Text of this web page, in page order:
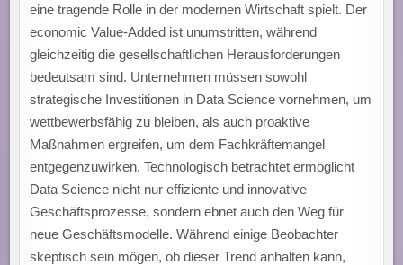
eine tragende Rolle in der modernen Wirtschaft spielt. Der
economic Value-Added ist unumstritten, während
gleichzeitig die gesellschaftlichen Herausforderungen
bedeutsam sind. Unternehmen müssen sowohl
strategische Investitionen in Data Science vornehmen, um
wettbewerbsfähig zu bleiben, als auch proaktive
Maßnahmen ergreifen, um dem Fachkräftemangel
entgegenzuwirken. Technologisch betrachtet ermöglicht
Data Science nicht nur effi­ziente und innovative
Geschäftsprozesse, sondern ebnet auch den Weg für
neue Geschäftsmodelle. Während einige Beobachter
skeptisch sein mögen, ob dieser Trend anhalten kann,